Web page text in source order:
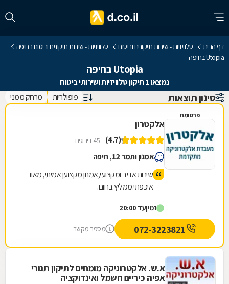
דף הבית טלוויזיות - שירות תיקונים וביטוח
טלוויזיות - שירות תיקונים וביטוח בחיפה
Utopia בחיפה
Utopia בחיפה
נמצאו 1 תיקון טלוויזיות ושירותי ביטוח
סינון תוצאות פופולריות מרחק ממני
פרסומת
אלקטרון
(4.7) 45 דירוגים
אמנון ותמר 12, חיפה
שירות אדיב ומקצועי,אמנון מקצוען אמיתי, מאוד
איכפתי.ממליץ בחום.
זמיןעד 20:00
מספר מקשר
א.ש. אלקטרוניקה מומחים לתיקון תנורי
אפיה כיריים חשמל ואינדוקציה